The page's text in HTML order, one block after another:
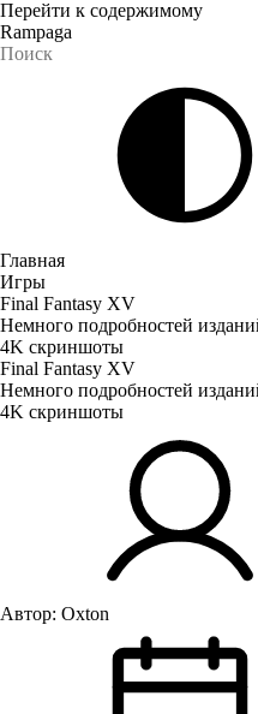
Перейти к содержимому
Rampaga
Главная
Игры
Final Fantasy XV
Немного подробностей
4K скриншоты
Final Fantasy XV
Немного подробностей
4K скриншоты
Автор: Oxton